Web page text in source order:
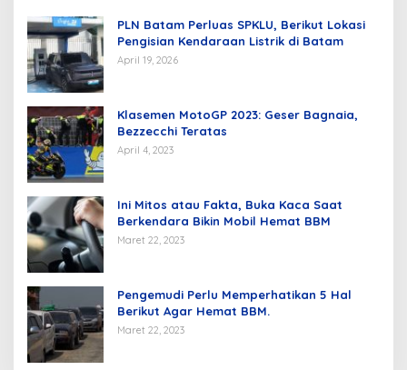
PLN Batam Perluas SPKLU, Berikut Lokasi
Pengisian Kendaraan Listrik di Batam
April 19, 2026
Klasemen MotoGP 2023: Geser Bagnaia,
Bezzecchi Teratas
April 4, 2023
Ini Mitos atau Fakta, Buka Kaca Saat
Berkendara Bikin Mobil Hemat BBM
Maret 22, 2023
Pengemudi Perlu Memperhatikan 5 Hal
Berikut Agar Hemat BBM.
Maret 22, 2023